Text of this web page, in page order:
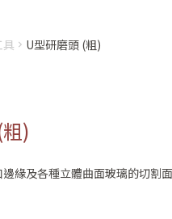
U型研磨頭 (粗)
)
緣及各種立體曲面玻璃的切割